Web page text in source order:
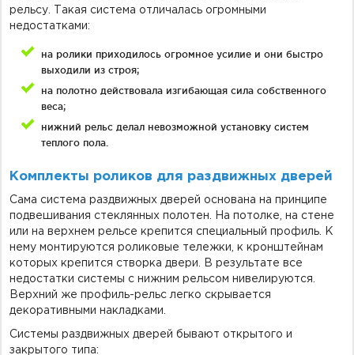
рельсу. Такая система отличалась огромными
недостатками:
на ролики приходилось огромное усилие и они быстро
выходили из строя;
на полотно действовала изгибающая сила собственного
веса;
нижний рельс делал невозможной установку систем
теплого пола.
Комплекты роликов для раздвижных дверей
Сама система раздвижных дверей основана на принципе
подвешивания стеклянных полотен. На потолке, на стене
или на верхнем рельсе крепится специальный профиль. К
нему монтируются роликовые тележки, к кронштейнам
которых крепится створка двери. В результате все
недостатки системы с нижним рельсом нивелируются.
Верхний же профиль-рельс легко скрывается
декоративными накладками.
Системы раздвижных дверей бывают открытого и
закрытого типа: